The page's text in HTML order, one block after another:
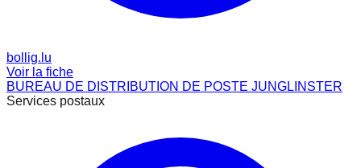
bollig.lu
Voir la fiche
BUREAU DE DISTRIBUTION DE POSTE JUNGLINSTER
Services postaux